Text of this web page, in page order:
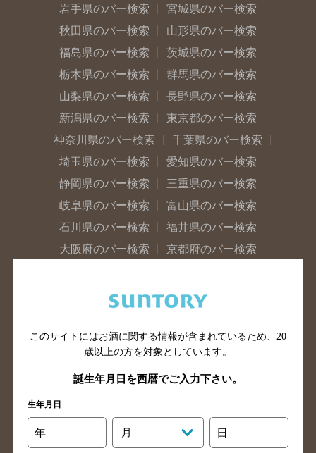
岩手県のバー検索
宮城県のバー検索
秋田県のバー検索
山形県のバー検索
福島県のバー検索
茨城県のバー検索
栃木県のバー検索
群馬県のバー検索
山梨県のバー検索
長野県のバー検索
新潟県のバー検索
東京都のバー検索
神奈川県のバー検索
千葉県のバー検索
埼玉県のバー検索
愛知県のバー検索
静岡県のバー検索
三重県のバー検索
岐阜県のバー検索
富山県のバー検索
石川県のバー検索
福井県のバー検索
大阪府のバー検索
京都府のバー検索
滋賀県のバー検索
和歌山県のバー検索
山口県のバー検索
鳥取県のバー検索
島根県のバー検索
徳島県のバー検索
香川県のバー検索
愛媛県のバー検索
高知県のバー検索
長崎県のバー検索
佐賀県のバー検索
大分県のバー検索
熊本県のバー検索
このサイトにはお酒に関する情報が含まれているため、 20
歳以上の方を対象としています。
誕生年月日を西暦でご入力下さい。
生年月日
年 月 日